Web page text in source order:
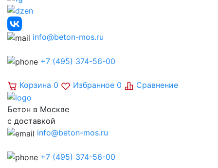
info@beton-mos.ru
+7 (495) 374-56-00
Корзина 0 Избранное 0 Сравнение
Бетон в Москве
с доставкой
info@beton-mos.ru
+7 (495) 374-56-00